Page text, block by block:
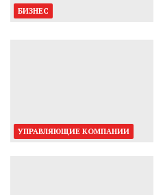
БИЗНЕС
УПРАВЛЯЮЩИЕ КОМПАНИИ